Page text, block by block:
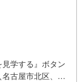
学する』ボタン
古屋市北区、守